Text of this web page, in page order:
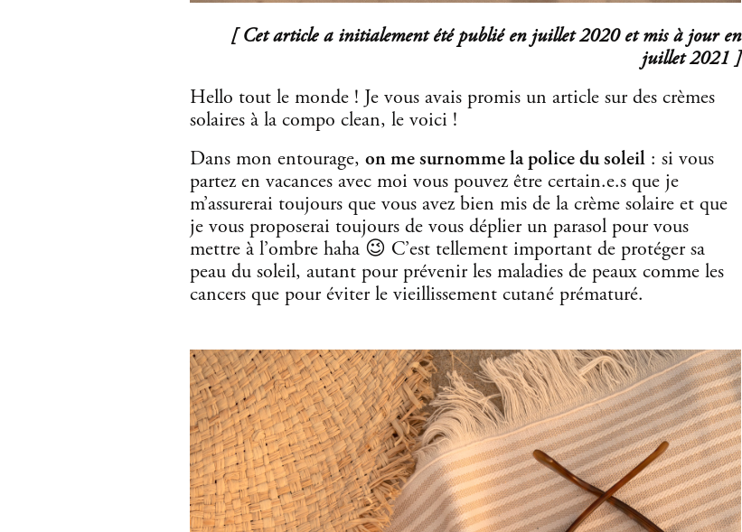
[ Cet article a initialement été publié en juillet 2020 et mis à jour en
juillet 2021 ]
Hello tout le monde ! Je vous avais promis un article sur des crèmes
solaires à la compo clean, le voici !
Dans mon entourage, on me surnomme la police du soleil: si vous
partez en vacances avec moi vous pouvez être certain.e.s que je
m’assurerai toujours que vous avez bien mis de la crème solaire et que
je vous proposerai toujours de vous déplier un parasol pour vous
mettre à l’ombre haha 😉 C’est tellement important de protéger sa
peau du soleil, autant pour prévenir les maladies de peaux comme les
cancers que pour éviter le vieillissement cutané prématuré.